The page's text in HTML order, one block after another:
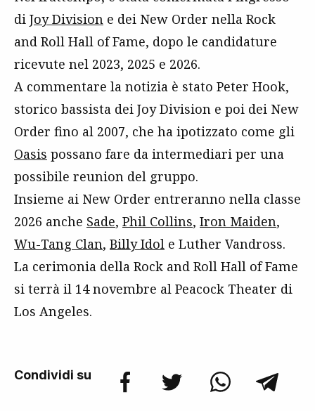
di Joy Division e dei New Order nella Rock
and Roll Hall of Fame, dopo le candidature
ricevute nel 2023, 2025 e 2026.
A commentare la notizia è stato Peter Hook,
storico bassista dei Joy Division e poi dei New
Order fino al 2007, che ha ipotizzato come gli
Oasis possano fare da intermediari per una
possibile reunion del gruppo.
Insieme ai New Order entreranno nella classe
2026 anche Sade, Phil Collins, Iron Maiden,
Wu-Tang Clan, Billy Idol e Luther Vandross.
La cerimonia della Rock and Roll Hall of Fame
si terrà il 14 novembre al Peacock Theater di
Los Angeles.
Condividi su